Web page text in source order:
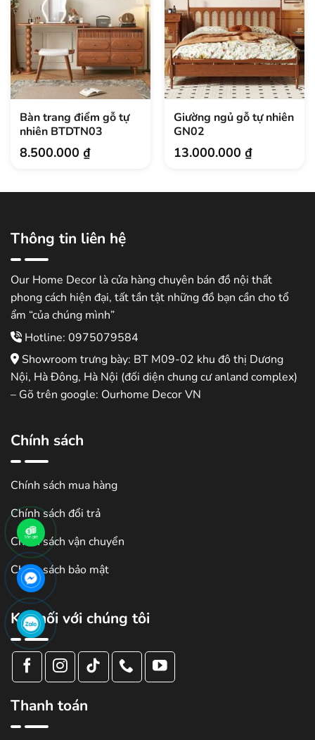
Bàn trang điểm gỗ tự
nhiên BTDTN03
8.500.000₫
Giường ngủ gỗ tự nhiên
GN02
13.000.000₫
Thông tin liên hệ
Our Home Decor là cửa hàng chuyên bán đồ nội thất
phong cách hiện đại, tất tần tật những đồ bạn cần cho tổ
ẩm “của chúng mình”
Hotline: 0975079584
Showroom trưng bày: BT M09-02 khu đô thị Dương
Nội, Hà Đông, Hà Nội (đối diện chung cư anland complex)
– Gõ trên google: Ourhome Decor VN
Chính sách
Chính sách mua hàng
Chính sách đổi trả
Chính sách vận chuyển
Chính sách bảo mật
Kết nối với chúng tôi
Thanh toán